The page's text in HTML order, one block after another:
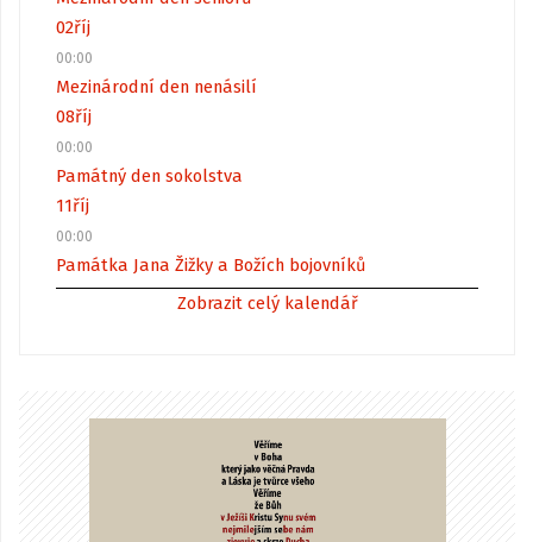
02říj
00:00
Mezinárodní den nenásilí
08říj
00:00
Památný den sokolstva
11říj
00:00
Památka Jana Žižky a Božích bojovníků
Zobrazit celý kalendář